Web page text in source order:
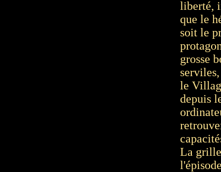
liberté,
que le
soit le
grosse
le
depuis
La